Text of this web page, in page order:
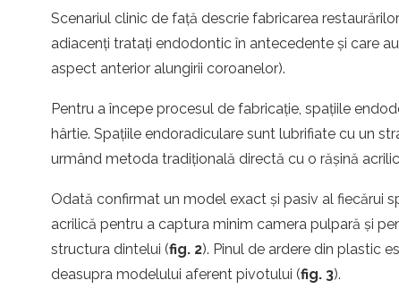
Scenariul clinic de față descrie fabricarea
adiacenți tratați endodontic în antecedente și care
aspect anterior alungirii coroanelor).
Pentru a începe procesul de fabricație, spațiile
hârtie. Spațiile endoradiculare sunt lubrifiate cu un
urmând metoda tradițională directă cu o rășină
Odată confirmat un model exact și pasiv al fiecărui
acrilică pentru a captura minim camera pulpară și
structura dintelui (fig. 2). Pinul de ardere din plastic
deasupra modelului aferent pivotului (fig. 3).